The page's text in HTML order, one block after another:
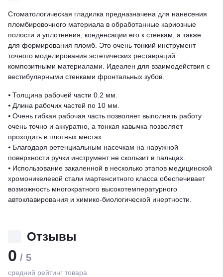
Стоматологическая гладилка предназначена для нанесения
пломбировочного материала в обработанные кариозные
полости и уплотнения, конденсации его к стенкам, а также
для формирования пломб. Это очень тонкий инструмент
точного моделирования эстетических реставраций
композитными материалами. Идеален для взаимодействия с
вестибулярными стенками фронтальных зубов.
⦁ Толщина рабочей части 0.2 мм.
⦁ Длина рабочих частей по 10 мм.
⦁ Очень гибкая рабочая часть позволяет выполнять работу
очень точно и аккуратно, а тонкая кавычка позволяет
проходить в плотных местах.
⦁ Благодаря ретенциальным насечкам на наружной
поверхности ручки инструмент не скользит в пальцах.
⦁ Использование закаленной в несколько этапов медицинской
хромоникелевой стали мартенситного класса обеспечивает
возможность многократного высокотемпературного
автоклавирования и химико-биологической инертности.
Отзывы
0 / 5
средний рейтинг товара